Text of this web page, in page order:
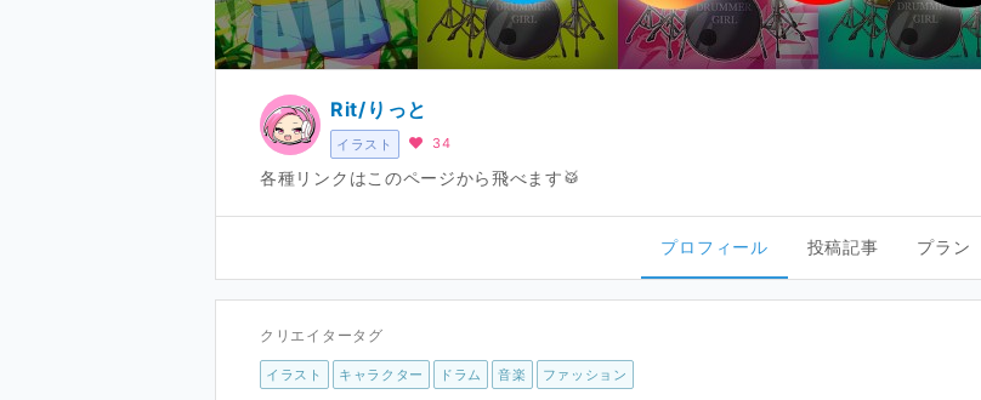
イラスト
Rit/りっと
34
各種リンクはこのページから飛べます🥁
プロフィール 投稿記事 プラン
クリエイタータグ
イラスト キャラクター ドラム 音楽 ファッション